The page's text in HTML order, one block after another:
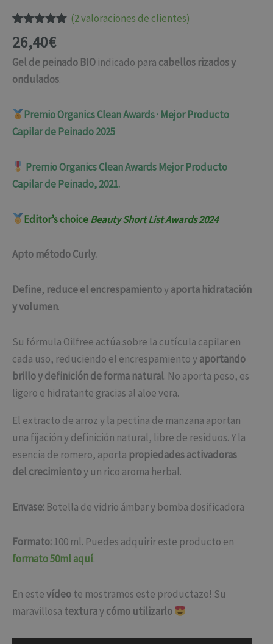
con5.00de
valoraciones
de clientes
(2valoraciones de clientes)
26,40€
Gel de peinado BIO indicado para cabellos rizados y
ondulados.
Premio Organics Clean Awards · Mejor Producto
Capilar de Peinado 2025
Premio Organics Clean Awards Mejor Producto
Capilar de Peinado, 2021.
Editor’s choiceBeauty Short List Awards 2024
Apto método Curly.
Define, reduce el encrespamientoyaporta hidratación
y volumen.
Su fórmula Oilfree actúa sobre la cutícula capilar en
cada uso, reduciendo el encrespamiento yaportando
brillo y definición de forma natural. No aporta peso, es
ligero e hidratante gracias al aloe vera.
El extracto de arroz y la pectina de manzana aportan
una fijación y definición natural, libre de residuos. Y la
esencia de romero, aporta propiedades activadoras
del crecimientoy un rico aroma herbal.
Envase: Botella de vidrio ámbar y bomba dosificadora
Formato:100 ml. Puedes adquirir este producto en
formato 50ml aquí.
En estevídeote mostramos este productazo! Su
maravillosa texturaycómo utilizarlo